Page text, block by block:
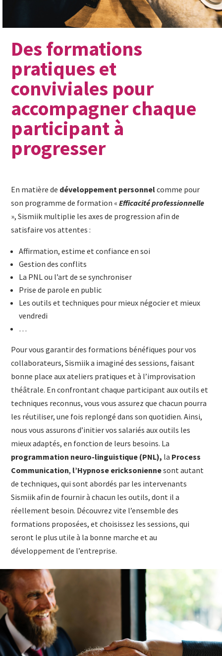
Des formations
pratiques et
conviviales pour
accompagner chaque
participant à
progresser
En matière de développement personnelcomme pour
son programme de formation «Efficacité professionnelle
», Sismiik multiplie les axes de progression afin de
satisfaire vos attentes :
Affirmation, estime et confiance en soi
Gestion des conflits
La PNL ou l’art de se synchroniser
Prise de parole en public
Les outils et techniques pour mieux négocier et mieux
vendredi
…
Pour vous garantir des formations bénéfiques pour vos
collaborateurs, Sismiik a imaginé des sessions, faisant
bonne place aux ateliers pratiques et à l’improvisation
théâtrale. En confrontant chaque participant aux outils et
techniques reconnus, vous vous assurez que chacun pourra
les réutiliser, une fois replongé dans son quotidien. Ainsi,
nous vous assurons d’initier vos salariés aux outils les
mieux adaptés, en fonction de leurs besoins. La
programmation neuro-linguistique (PNL), la Process
Communication, l’Hypnose ericksoniennesont autant
de techniques, qui sont abordés par les intervenants
Sismiik afin de fournir à chacun les outils, dont il a
réellement besoin. Découvrez vite l’ensemble des
formations proposées, et choisissez les sessions, qui
seront le plus utile à la bonne marche et au
développement de l’entreprise.